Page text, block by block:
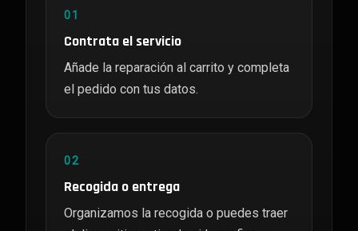
01
Contrata el servicio
Añade la reparación al carrito y completa
el pedido con tus datos.
02
Recogida o entrega
Organizamos la recogida o puedes traer